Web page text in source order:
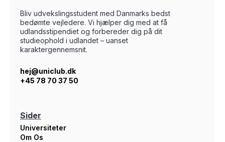
Bliv udvekslingsstudent med Danmarks bedst
bedømte vejledere. Vi hjælper dig med at få
udlandsstipendiet og forbereder dig på dit
studieophold i udlandet – uanset
karaktergennemsnit.
hej@uniclub.dk
+45 78 70 37 50
Sider
Universiteter
Om Os